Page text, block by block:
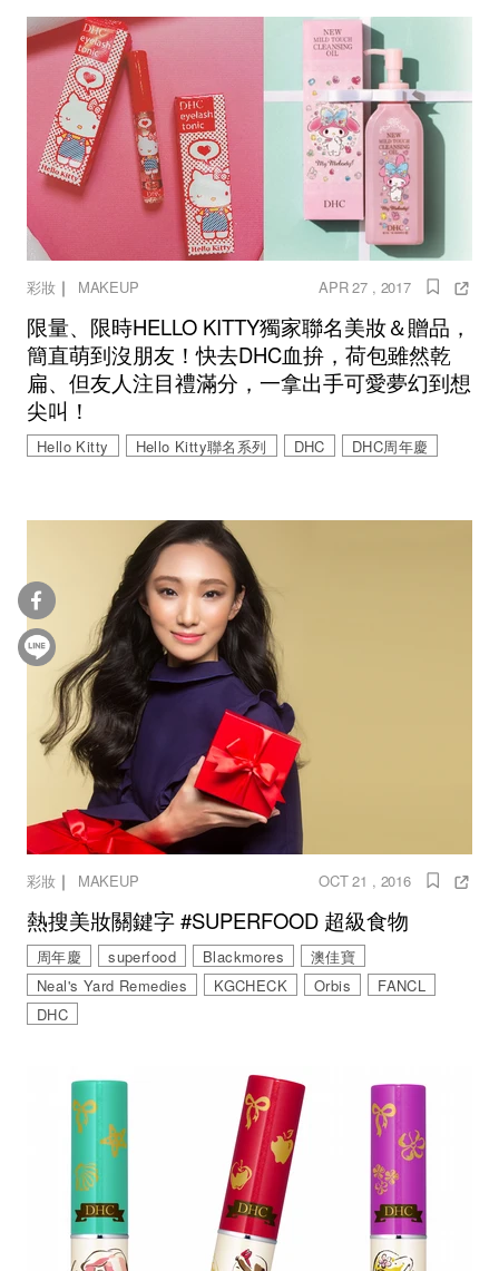
彩妝｜ MAKEUP APR 27 , 2017
限量、限時HELLO KITTY獨家聯名美妝＆贈品，
簡直萌到沒朋友！快去DHC血拚，荷包雖然乾
扁、但友人注目禮滿分，一拿出手可愛夢幻到想
尖叫！
Hello Kitty Hello Kitty聯名系列 DHC DHC周年慶
彩妝｜ MAKEUP OCT 21 , 2016
熱搜美妝關鍵字 #SUPERFOOD 超級食物
周年慶 superfood Blackmores
澳佳寶
Neal's Yard Remedies
KGCHECK Orbis
FANCL
DHC